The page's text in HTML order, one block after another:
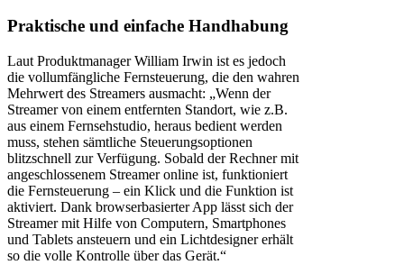
Praktische und einfache Handhabung
Laut Produktmanager William Irwin ist es jedoch
die vollumfängliche Fernsteuerung, die den wahren
Mehrwert des Streamers ausmacht: „Wenn der
Streamer von einem entfernten Standort, wie z.B.
aus einem Fernsehstudio, heraus bedient werden
muss, stehen sämtliche Steuerungsoptionen
blitzschnell zur Verfügung. Sobald der Rechner mit
angeschlossenem Streamer online ist, funktioniert
die Fernsteuerung – ein Klick und die Funktion ist
aktiviert. Dank browserbasierter App lässt sich der
Streamer mit Hilfe von Computern, Smartphones
und Tablets ansteuern und ein Lichtdesigner erhält
so die volle Kontrolle über das Gerät.“